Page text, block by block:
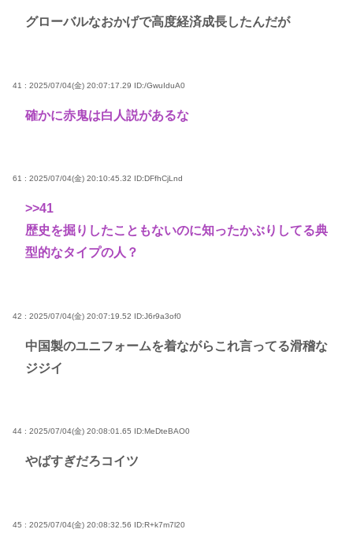
グローバルなおかげで高度経済成長したんだが
41 : 2025/07/04(金) 20:07:17.29 ID:/GwuIduA0
確かに赤鬼は白人説があるな
61 : 2025/07/04(金) 20:10:45.32 ID:DFfhCjLnd
>>41
歴史を掘りしたこともないのに知ったかぶりしてる典
型的なタイプの人？
42 : 2025/07/04(金) 20:07:19.52 ID:J6r9a3of0
中国製のユニフォームを着ながらこれ言ってる滑稽な
ジジイ
44 : 2025/07/04(金) 20:08:01.65 ID:MeDteBAO0
やばすぎだろコイツ
45 : 2025/07/04(金) 20:08:32.56 ID:R+k7m7l20